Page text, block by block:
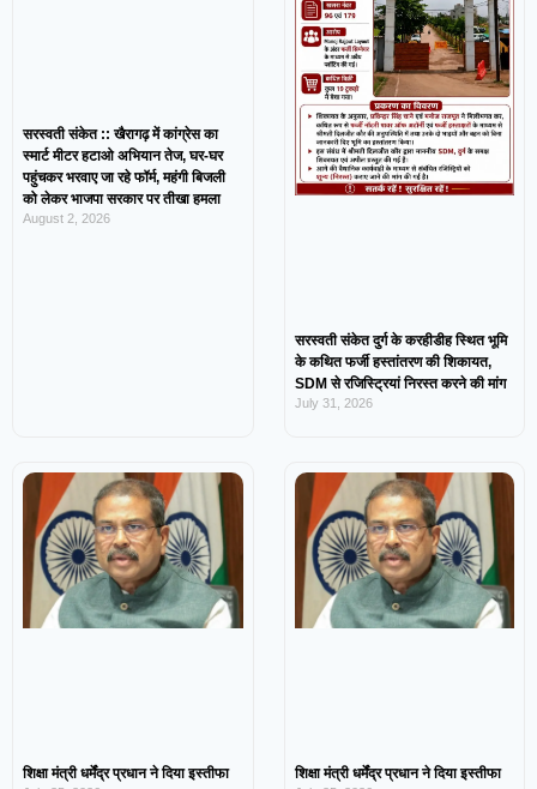
सरस्वती संकेत :: खैरागढ़ में कांग्रेस का
स्मार्ट मीटर हटाओ अभियान तेज, घर-घर
पहुंचकर भरवाए जा रहे फॉर्म, महंगी बिजली
को लेकर भाजपा सरकार पर तीखा हमला
August 2, 2026
सरस्वती संकेत दुर्ग के करहीडीह स्थित भूमि
के कथित फर्जी हस्तांतरण की शिकायत,
SDM से रजिस्ट्रियां निरस्त करने की मांग
July 31, 2026
शिक्षा मंत्री धर्मेंद्र प्रधान ने दिया इस्तीफा शिक्षा मंत्री धर्मेंद्र प्रधान ने दिया इस्तीफा